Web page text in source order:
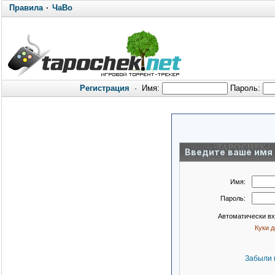
Правила· ЧаВо
Регистрация · Имя: Пароль:
Введите ваше имя
Имя:
Пароль:
Автоматически
Куки
Забыли